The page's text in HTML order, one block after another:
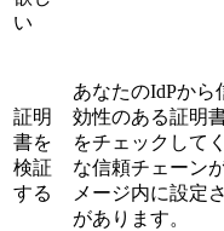
い
証明
書を
検証
する
あなたのIdPか
効性のある証明
をチェックして
な信頼チェーン
メージ内に設定
があります。